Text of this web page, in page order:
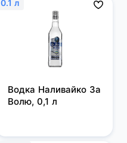
0.1 л
Водка Наливайко За
Волю, 0,1 л